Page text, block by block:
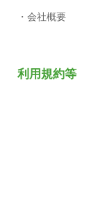
会社概要
利用規約等